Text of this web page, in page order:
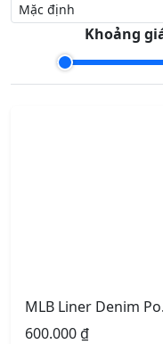
Khoảng
600.000₫